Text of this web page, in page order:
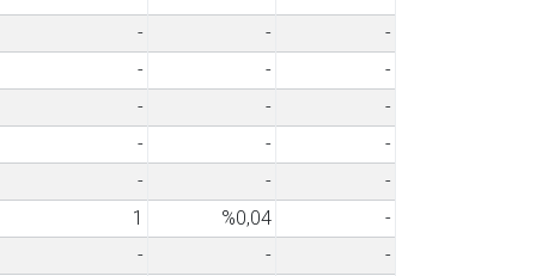
- -
-
- -
-
- -
-
- -
-
- -
-
1 %0,04
-
- -
-